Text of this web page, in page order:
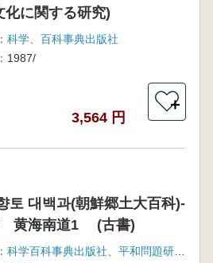
化に関する研究)
科学、百科事典出版社
1987/
3,564 円
＋
토 대백과(朝鮮郷土大百科)-
黄海南道1 (古書)
科学百科事典出版社、平和問題研究所